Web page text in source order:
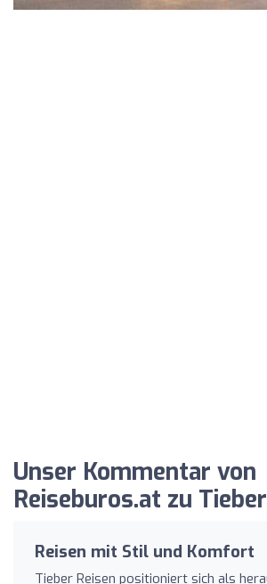
Unser Kommentar von
Reiseburos.at zu
Reisen mit Stil und Komfort
Tieber Reisen positioniert sich als